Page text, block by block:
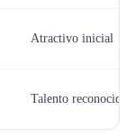
Atractivo inicial
Talento reconocido